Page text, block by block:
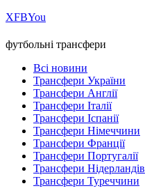
ХFBYou
футбольні трансфери
Всі новини
Трансфери України
Трансфери Англії
Трансфери Італії
Трансфери Іспанії
Трансфери Німеччини
Трансфери Франції
Трансфери Португалії
Трансфери Нідерландів
Трансфери Туреччини